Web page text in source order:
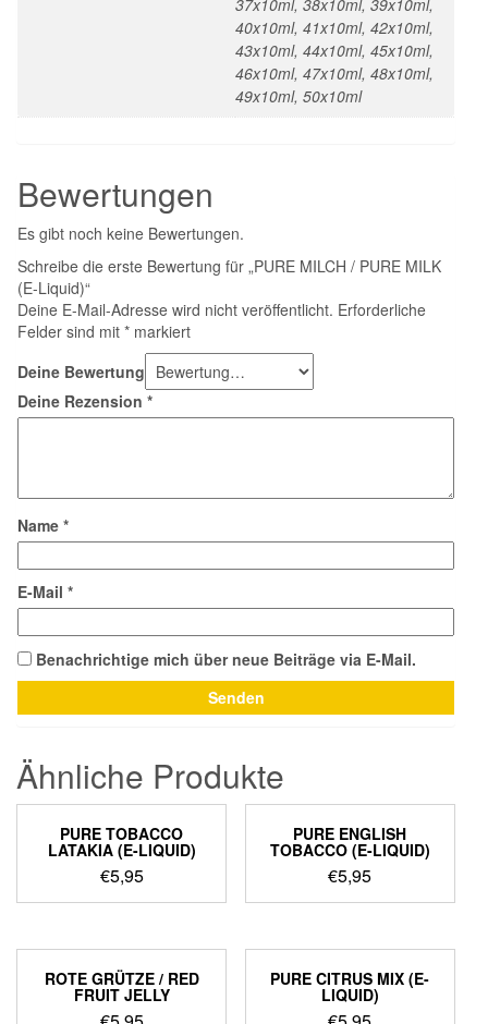
40x10ml, 41x10ml, 42x10ml,
43x10ml, 44x10ml, 45x10ml,
46x10ml, 47x10ml, 48x10ml,
49x10ml, 50x10ml
Bewertungen
Es gibt noch keine Bewertungen.
Schreibe die erste Bewertung für „PURE MILCH / PURE MILK
(E-Liquid)“
Deine E-Mail-Adresse wird nicht veröffentlicht. Erforderliche
Felder sind mit * markiert
Deine Bewertung
Deine Rezension *
Name *
E-Mail *
Benachrichtige mich über neue Beiträge via E-Mail.
Ähnliche Produkte
PURE TOBACCO
LATAKIA (E-LIQUID)
€5,95
PURE ENGLISH
TOBACCO (E-LIQUID)
€5,95
ROTE GRÜTZE / RED
FRUIT JELLY
PURE CITRUS MIX (E-
LIQUID)